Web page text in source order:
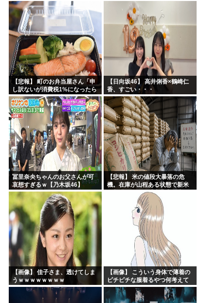
ｗｗｗｗｗｗｗｗｗｗｗｗｗｗ
【悲報】 町のお弁当屋さん「申
し訳ないが消費税1%になったら
その分商品代を値上げするわ」
【日向坂46】 高井俐香×鶴崎仁
香、すごい・・・
冨里奈央ちゃんのお父さんが可
哀想すぎるｗ【乃木坂46】
【悲報】 米の値段大暴落の危
機。在庫が山程ある状態で新米
の収穫始まる。「米農家が生活
【画像】 佳子さま、透けてしま
うｗｗｗｗｗｗｗｗ
【画像】 こういう身体で薄着の
ピチピチな服着るやつ何考えて
るんだよ